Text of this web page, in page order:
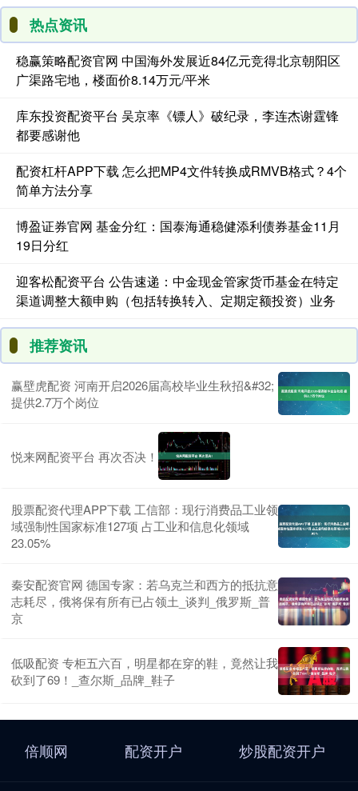
热点资讯
稳赢策略配资官网 中国海外发展近84亿元竞得北京朝阳区
广渠路宅地，楼面价8.14万元/平米
库东投资配资平台 吴京率《镖人》破纪录，李连杰谢霆锋
都要感谢他
配资杠杆APP下载 怎么把MP4文件转换成RMVB格式？4个
简单方法分享
博盈证券官网 基金分红：国泰海通稳健添利债券基金11月
19日分红
迎客松配资平台 公告速递：中金现金管家货币基金在特定
渠道调整大额申购（包括转换转入、定期定额投资）业务
推荐资讯
赢壁虎配资 河南开启2026届高校毕业生秋招&#32;
提供2.7万个岗位
悦来网配资平台 再次否决！
股票配资代理APP下载 工信部：现行消费品工业领
域强制性国家标准127项 占工业和信息化领域
23.05%
秦安配资官网 德国专家：若乌克兰和西方的抵抗意
志耗尽，俄将保有所有已占领土_谈判_俄罗斯_普
京
低吸配资 专柜五六百，明星都在穿的鞋，竟然让我
砍到了69！_查尔斯_品牌_鞋子
倍顺网 配资开户 炒股配资开户